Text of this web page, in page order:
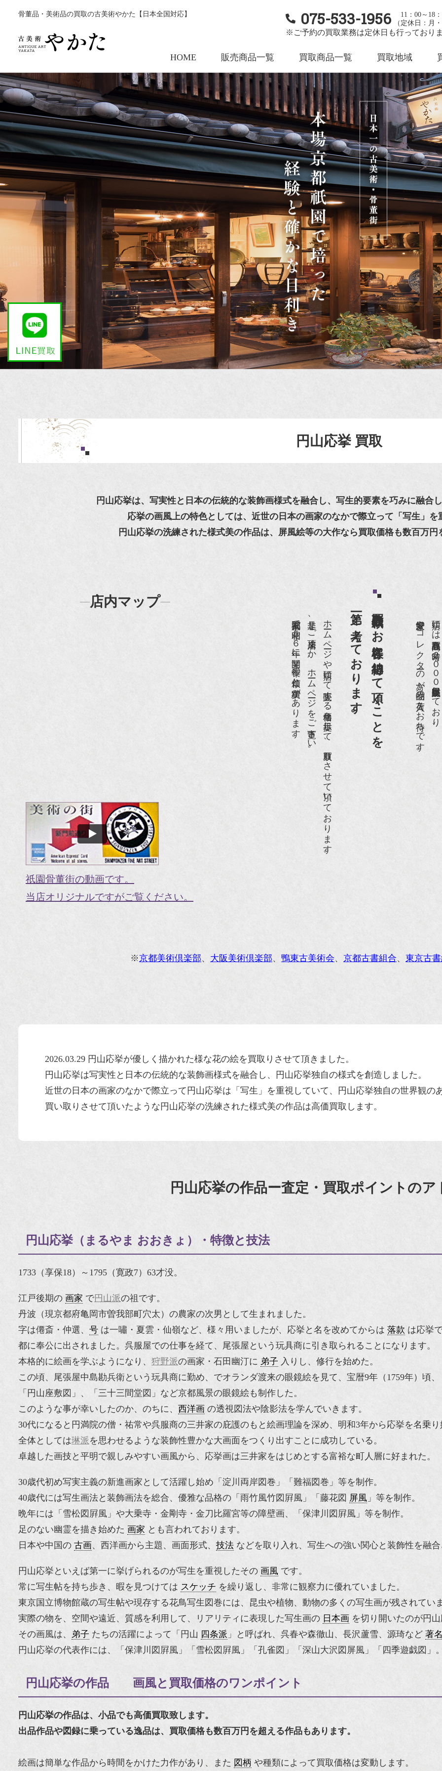
骨董品・美術品の買取の古美術やかた【日本全国対応】 075-533-1956
11：00～18
（定休日：月
※ご予約の買取業務は定休日も行っており
HOME 販売商品一覧 買取商品一覧 買取地域
円山応挙 買取
円山応挙は、写実性と日本の伝統的な装飾画様式を融合し、写生的要素を巧みに融合
応挙の画風上の特色としては、近世の日本の画家のなかで際立って「写生」
円山応挙の洗練された様式美の作品は、屏風絵等の大作なら買取価格も数百万
店内マップ
祇園骨董街の動画です。
当店オリジナルですがご覧ください。
店頭には買取商品を常時２０００点以上展示販売しており、
愛好家やコレクターの方が品物の入荷をお待ちです。
買取依頼のお客様に納得して頂くことを
第一と考えております。
ホームページや店頭にて販売する価格を提示して、買取りさせて頂いております。
是非、ご来店頂くか、ホームページをご覧下さい。
京都祇園で昭和５６年に開業、長年の信頼と実績があります。
※京都美術倶楽部、 大阪美術倶楽部、 鴨東古美術会、 京都古書組合、 東京古
2026.03.29 円山応挙が優しく描かれた様な花の絵を買取りさせて頂きました。
円山応挙は写実性と日本の伝統的な装飾画様式を融合し、円山応挙独自の様式を創造しました。
近世の日本の画家のなかで際立って円山応挙は「写生」を重視していて、円山応挙独自の世界観の
買い取りさせて頂いたような円山応挙の洗練された様式美の作品は高価買取します。
円山応挙の作品ー査定・買取ポイントのア
円山応挙（まるやま おおきょ）・特徴と技法
1733（享保18）～1795（寛政7）63才没。
江戸後期の 画家 で円山派の祖です。
丹波（現京都府亀岡市曽我部町穴太）の農家の次男として生まれました。
字は僊斎・仲選、 号 は一嘯・夏雲・仙嶺など、様々用いましたが、応挙と名を改めてからは 落款 は応挙
都に奉公に出されました。呉服屋での仕事を経て、尾張屋という玩具商に引き取られることになります。
本格的に絵画を学ぶようになり、 狩野派の画家・石田幽汀に 弟子 入りし、修行を始めた。
この頃、尾張屋中島勘兵衛という玩具商に勤め、でオランダ渡来の眼鏡絵を見て、宝暦9年（1759年）頃
「円山座敷図」、「三十三間堂図」など京都風景の眼鏡絵も制作した。
このような事が幸いしたのか、のちに、 西洋画 の透視図法や陰影法を学んでいきます。
30代になると円満院の僧・祐常や呉服商の三井家の庇護のもと絵画理論を深め、明和3年から応挙を名乗
全体としては琳派を思わせるような装飾性豊かな大画面をつくり出すことに成功している。
卓越した画技と平明で親しみやすい画風から、応挙画は三井家をはじめとする富裕な町人層に好まれた。
30歳代初め写実主義の新進画家として活躍し始め「淀川両岸図巻」「難福図巻」等を制作。
40歳代には写生画法と装飾画法を総合、優雅な品格の「雨竹風竹図屛風」「藤花図 屏風 」等を制作。
晩年には「雪松図屛風」や大乗寺・金剛寺・金刀比羅宮等の障壁画、「保津川図屛風」等を制作。
足のない幽霊を描き始めた 画家 とも言われております。
日本や中国の 古画、西洋画から主題、画面形式、 技法 などを取り入れ、写生への強い関心と装飾性を融
円山応挙といえば第一に挙げられるのが写生を重視したその 画風 です。
常に写生帖を持ち歩き、暇を見つけては スケッチ を繰り返し、非常に観察力に優れていました。
東京国立博物館蔵の写生帖や現存する花鳥写生図巻には、昆虫や植物、動物の多くの写生画が残されてい
実際の物を、空間や遠近、質感を利用して、リアリティに表現した写生画の 日本画 を切り開いたのが円
その画風は、 弟子 たちの活躍によって「円山 四条派 」と呼ばれ、呉春や森徹山、長沢蘆雪、源琦など 著
円山応挙の代表作には、「保津川図屛風」「雪松図屛風」「孔雀図」「深山大沢図屏風」「四季遊戯図」
円山応挙の作品 画風と買取価格のワンポイント
円山応挙の作品は、小品でも高価買取致します。
出品作品や図録に乗っている逸品は、買取価格も数百万円を超える作品もあります。
絵画は簡単な作品から時間をかけた力作があり、また 図柄 や種類によって買取価格は変動します。